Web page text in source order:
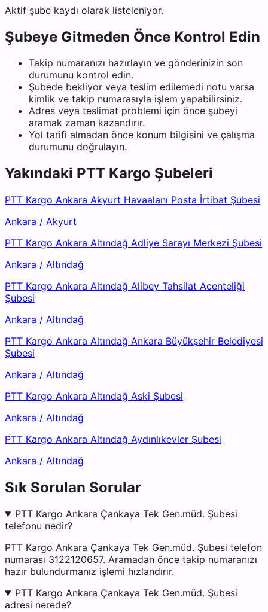
Aktif şube kaydı olarak listeleniyor.
Şubeye Gitmeden Önce Kontrol Edin
Takip numaranızı hazırlayın ve gönderinizin son
durumunu kontrol edin.
Şubede bekliyor veya teslim edilemedi notu varsa
kimlik ve takip numarasıyla işlem yapabilirsiniz.
Adres veya teslimat problemi için önce şubeyi
aramak zaman kazandırır.
Yol tarifi almadan önce konum bilgisini ve çalışma
durumunu doğrulayın.
Yakındaki PTT Kargo Şubeleri
PTT Kargo Ankara Akyurt Havaalanı Posta İrtibat Şubesi
Ankara / Akyurt
PTT Kargo Ankara Altındağ Adliye Sarayı Merkezi Şubesi
Ankara / Altındağ
PTT Kargo Ankara Altındağ Alibey Tahsilat Acenteliği
Şubesi
Ankara / Altındağ
PTT Kargo Ankara Altındağ Ankara Büyükşehir Belediyesi
Şubesi
Ankara / Altındağ
PTT Kargo Ankara Altındağ Aski Şubesi
Ankara / Altındağ
PTT Kargo Ankara Altındağ Aydınlıkevler Şubesi
Ankara / Altındağ
Sık Sorulan Sorular
PTT Kargo Ankara Çankaya Tek Gen.müd. Şubesi
telefonu nedir?
PTT Kargo Ankara Çankaya Tek Gen.müd. Şubesi telefon
numarası 3122120657. Aramadan önce takip numaranızı
hazır bulundurmanız işlemi hızlandırır.
PTT Kargo Ankara Çankaya Tek Gen.müd. Şubesi
adresi nerede?